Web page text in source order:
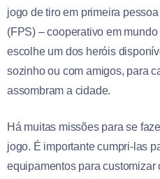
jogo de tiro em primeira
(FPS) – cooperativo em
escolhe um dos heróis
sozinho ou com amigos, para
assombram a cidade.
Há muitas missões para se
jogo. É importante cumpri-las
equipamentos para customizar